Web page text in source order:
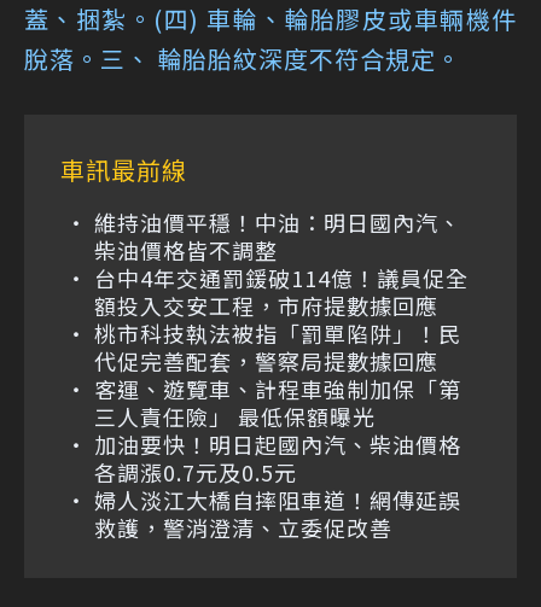
蓋、捆紮。(四) 車輪、輪胎膠皮或車輛機件
脫落。 三、 輪胎胎紋深度不符合規定。
車訊最前線
維持油價平穩！中油：明日國內汽、
柴油價格皆不調整
台中4年交通罰鍰破114億！議員促全
額投入交安工程，市府提數據回應
桃市科技執法被指「罰單陷阱」！民
代促完善配套，警察局提數據回應
客運、遊覽車、計程車強制加保「第
三人責任險」 最低保額曝光
加油要快！明日起國內汽、柴油價格
各調漲0.7元及0.5元
婦人淡江大橋自摔阻車道！網傳延誤
救護，警消澄清、立委促改善